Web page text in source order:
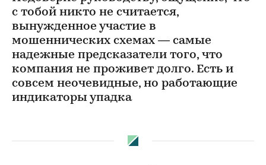
с тобой никто не считается,
вынужденное участие в
мошеннических схемах — самые
надежные предсказатели того, что
компания не проживет долго. Есть и
совсем неочевидные, но работающие
индикаторы упадка